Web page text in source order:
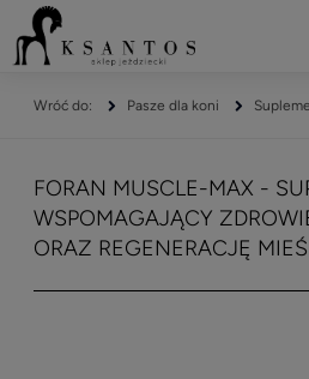
Pasze dla koni
FORAN MUSCLE-MAX -
WSPOMAGAJĄCY
ORAZ REGENERACJĘ